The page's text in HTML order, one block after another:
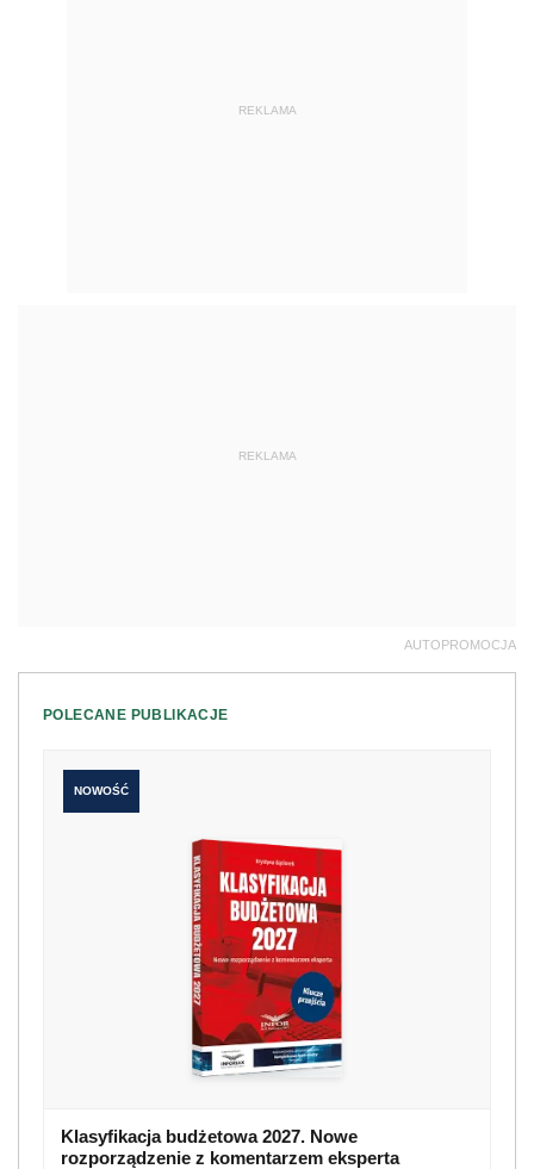
REKLAMA
REKLAMA
AUTOPROMOCJA
POLECANE PUBLIKACJE
NOWOŚĆ
Klasyfikacja budżetowa 2027. Nowe
rozporządzenie z komentarzem eksperta